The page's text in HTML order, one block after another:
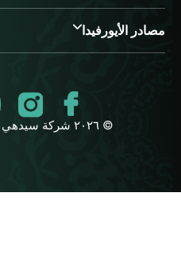
مصادر الأيورفيدا
© ٢٠٢٦ شركة سيدهي يوغا الدولية المحدودة